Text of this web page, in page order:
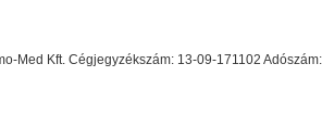
Med Kft. Cégjegyzékszám: 13-09-171102